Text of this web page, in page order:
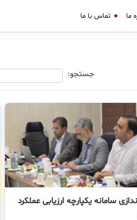
ما تماس با ما
جستجو:
سامانه یکپارچه ارزیابی عملکرد